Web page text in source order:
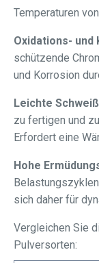
Temperaturen
Oxidations-
schützende
und Korrosion
Leichte
zu fertigen und
Erfordert eine
Hohe
sich daher für
Vergleichen Sie
Pulversorten: